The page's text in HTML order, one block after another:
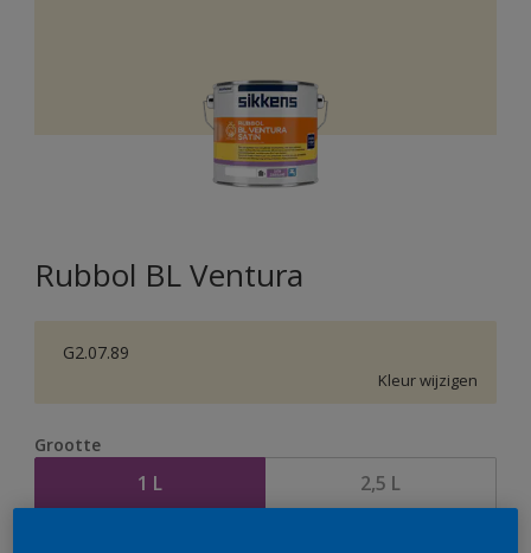
Rubbol BL Ventura
G2.07.89
Kleur wijzigen
Grootte
1 L 2,5 L